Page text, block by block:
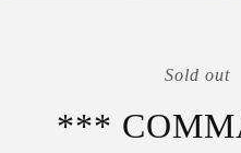
Sold out
***